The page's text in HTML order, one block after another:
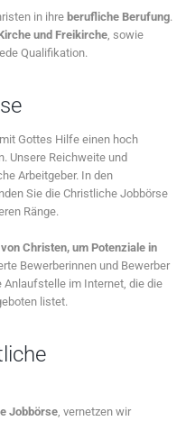
in ihre berufliche Berufung.
und Freikirche , sowie
Qualifikation.
Gottes Hilfe einen hoch
Unsere Reichweite und
Arbeitgeber. In den
Sie die Christliche Jobbörse
Ränge.
Christen, um Potenziale in
Bewerberinnen und Bewerber
Anlaufstelle im Internet, die die
listet.
Jobbörse , vernetzen wir